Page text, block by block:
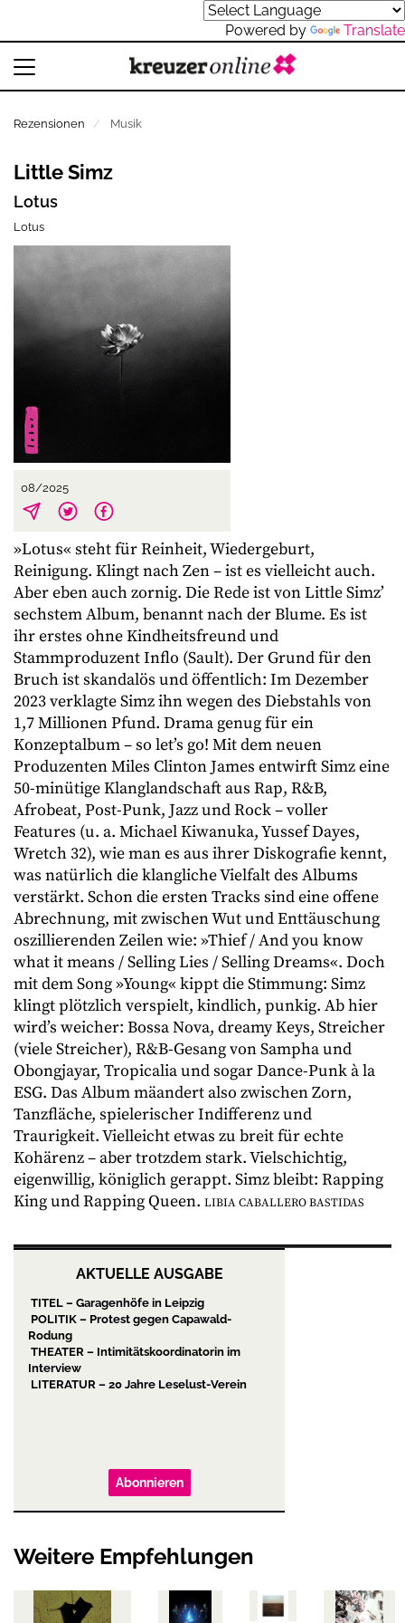
Powered by Translate
Rezensionen Musik
08/2025
Little Simz
Lotus
Lotus
»Lotus« steht für Reinheit, Wiedergeburt,
Reinigung. Klingt nach Zen – ist es vielleicht auch.
Aber eben auch zornig. Die Rede ist von Little Simz’
sechstem Album, benannt nach der Blume. Es ist
ihr erstes ohne Kindheitsfreund und
Stammproduzent Inflo (Sault). Der Grund für den
Bruch ist skandalös und öffentlich: Im Dezember
2023 verklagte Simz ihn wegen des Diebstahls von
1,7 Millionen Pfund. Drama genug für ein
Konzeptalbum – so let’s go! Mit dem neuen
Produzenten Miles Clinton James entwirft Simz eine
50-minütige Klanglandschaft aus Rap, R&B,
Afrobeat, Post-Punk, Jazz und Rock – voller
Features (u. a. Michael Kiwanuka, Yussef Dayes,
Wretch 32), wie man es aus ihrer Diskografie kennt,
was natürlich die klangliche Vielfalt des Albums
verstärkt. Schon die ersten Tracks sind eine offene
Abrechnung, mit zwischen Wut und Enttäuschung
oszillierenden Zeilen wie: »Thief / And you know
what it means / Selling Lies / Selling Dreams«. Doch
mit dem Song »Young« kippt die Stimmung: Simz
klingt plötzlich verspielt, kindlich, punkig. Ab hier
wird’s weicher: Bossa Nova, dreamy Keys, Streicher
(viele Streicher), R&B-Gesang von Sampha und
Obongjayar, Tropicalia und sogar Dance-Punk à la
ESG. Das Album mäandert also zwischen Zorn,
Tanzfläche, spielerischer Indifferenz und
Traurigkeit. Vielleicht etwas zu breit für echte
Kohärenz – aber trotzdem stark. Vielschichtig,
eigenwillig, königlich gerappt. Simz bleibt: Rapping
King und Rapping Queen. LIBIA CABALLERO BASTIDAS
AKTUELLE AUSGABE
TITEL – Garagenhöfe in Leipzig
POLITIK – Protest gegen Capawald-
Rodung
THEATER – Intimitätskoordinatorin im
Interview
LITERATUR – 20 Jahre Leselust-Verein
Abonnieren
Weitere Empfehlungen